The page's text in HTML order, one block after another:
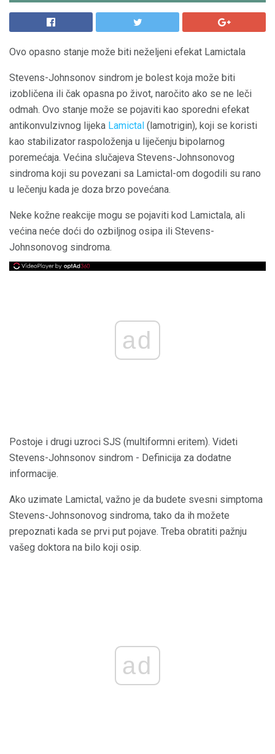
Ovo opasno stanje može biti neželjeni efekat Lamictala
Stevens-Johnsonov sindrom je bolest koja može biti
izobličena ili čak opasna po život, naročito ako se ne leči
odmah. Ovo stanje može se pojaviti kao sporedni efekat
antikonvulzivnog lijeka Lamictal (lamotrigin), koji se koristi
kao stabilizator raspoloženja u liječenju bipolarnog
poremećaja. Većina slučajeva Stevens-Johnsonovog
sindroma koji su povezani sa Lamictal-om dogodili su rano
u lečenju kada je doza brzo povećana.
Neke kožne reakcije mogu se pojaviti kod Lamictala, ali
većina neće doći do ozbiljnog osipa ili Stevens-
Johnsonovog sindroma.
ad
Postoje i drugi uzroci SJS (multiformni eritem). Videti
Stevens-Johnsonov sindrom - Definicija za dodatne
informacije.
Ako uzimate Lamictal, važno je da budete svesni simptoma
Stevens-Johnsonovog sindroma, tako da ih možete
prepoznati kada se prvi put pojave. Treba obratiti pažnju
vašeg doktora na bilo koji osip.
ad